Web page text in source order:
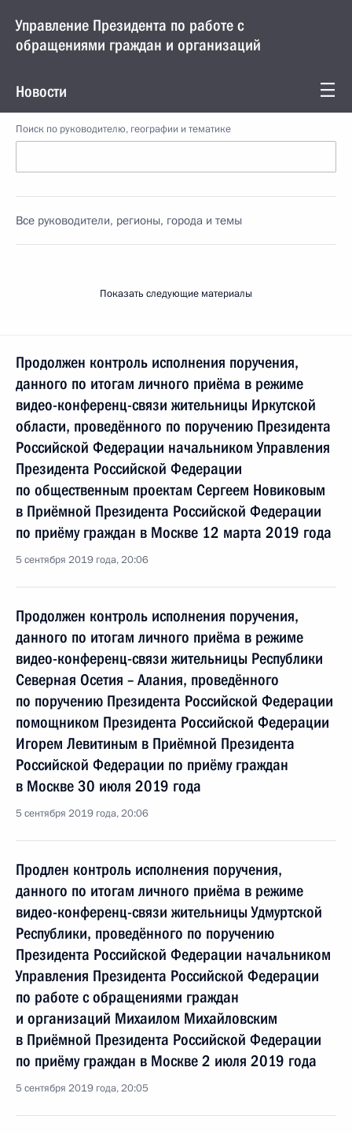
Управление Президента по работе с
обращениями граждан и организаций
Новости
Поиск по руководителю, географии и тематике
Все руководители, регионы, города и темы
Показать следующие материалы
Продолжен контроль исполнения поручения,
данного по итогам личного приёма в режиме
видео-конференц-связи жительницы Иркутской
области, проведённого по поручению Президента
Российской Федерации начальником Управления
Президента Российской Федерации
по общественным проектам Сергеем Новиковым
в Приёмной Президента Российской Федерации
по приёму граждан в Москве 12 марта 2019 года
5 сентября 2019 года, 20:06
Продолжен контроль исполнения поручения,
данного по итогам личного приёма в режиме
видео-конференц-связи жительницы Республики
Северная Осетия – Алания, проведённого
по поручению Президента Российской Федерации
помощником Президента Российской Федерации
Игорем Левитиным в Приёмной Президента
Российской Федерации по приёму граждан
в Москве 30 июля 2019 года
5 сентября 2019 года, 20:06
Продлен контроль исполнения поручения,
данного по итогам личного приёма в режиме
видео-конференц-связи жительницы Удмуртской
Республики, проведённого по поручению
Президента Российской Федерации начальником
Управления Президента Российской Федерации
по работе с обращениями граждан
и организаций Михаилом Михайловским
в Приёмной Президента Российской Федерации
по приёму граждан в Москве 2 июля 2019 года
5 сентября 2019 года, 20:05